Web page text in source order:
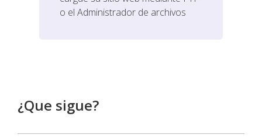
o el Administrador de archivos
¿Que sigue?